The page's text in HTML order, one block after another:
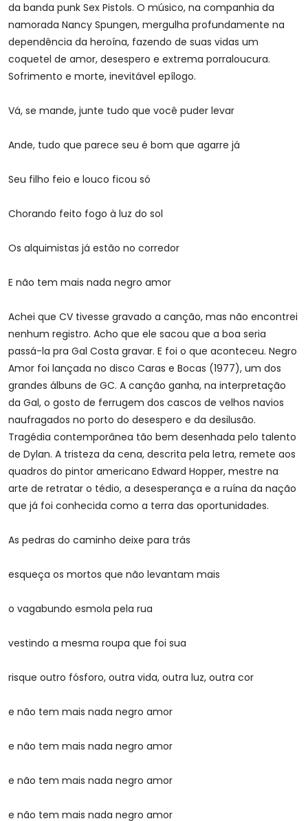
da banda punk Sex Pistols. O músico, na companhia da
namorada Nancy Spungen, mergulha profundamente na
dependência da heroína, fazendo de suas vidas um
coquetel de amor, desespero e extrema porraloucura.
Sofrimento e morte, inevitável epílogo.
Vá, se mande, junte tudo que você puder levar
Ande, tudo que parece seu é bom que agarre já
Seu filho feio e louco ficou só
Chorando feito fogo à luz do sol
Os alquimistas já estão no corredor
E não tem mais nada negro amor
Achei que CV tivesse gravado a canção, mas não encontrei
nenhum registro. Acho que ele sacou que a boa seria
passá-la pra Gal Costa gravar. E foi o que aconteceu. Negro
Amor foi lançada no disco Caras e Bocas (1977), um dos
grandes álbuns de GC. A canção ganha, na interpretação
da Gal, o gosto de ferrugem dos cascos de velhos navios
naufragados no porto do desespero e da desilusão.
Tragédia contemporânea tão bem desenhada pelo talento
de Dylan. A tristeza da cena, descrita pela letra, remete aos
quadros do pintor americano Edward Hopper, mestre na
arte de retratar o tédio, a desesperança e a ruína da nação
que já foi conhecida como a terra das oportunidades.
As pedras do caminho deixe para trás
esqueça os mortos que não levantam mais
o vagabundo esmola pela rua
vestindo a mesma roupa que foi sua
risque outro fósforo, outra vida, outra luz, outra cor
e não tem mais nada negro amor
e não tem mais nada negro amor
e não tem mais nada negro amor
e não tem mais nada negro amor